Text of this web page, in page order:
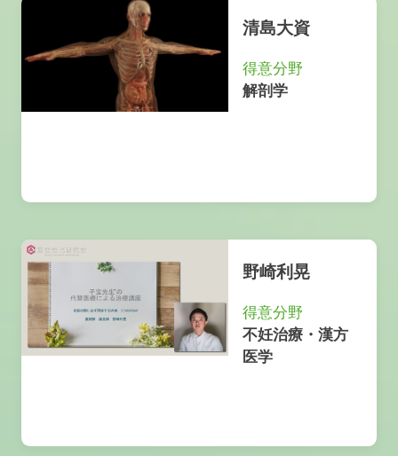
清島大資
得意分野
解剖学
野崎利晃
得意分野
不妊治療・漢方
医学